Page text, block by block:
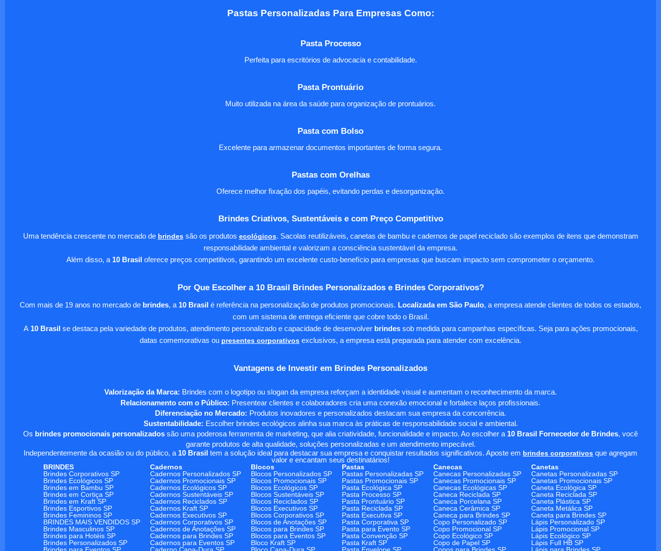
Pastas Personalizadas Para Empresas Como:
Pasta Processo
Perfeita para escritórios de advocacia e contabilidade.
Pasta Prontuário
Muito utilizada na área da saúde para organização de prontuários.
Pasta com Bolso
Excelente para armazenar documentos importantes de forma segura.
Pastas com Orelhas
Oferece melhor fixação dos papéis, evitando perdas e desorganização.
Brindes Criativos, Sustentáveis e com Preço Competitivo
Uma tendência crescente no mercado de brindessão os produtos ecológicos. Sacolas reutilizáveis, canetas de bambu e cadernos de papel reciclado são exemplos de itens que demonstram
responsabilidade ambiental e valorizam a consciência sustentável da empresa.
Além disso, a 10 Brasil oferece preços competitivos, garantindo um excelente custo-benefício para empresas que buscam impacto sem comprometer o orçamento.
Por Que Escolher a 10 Brasil Brindes Personalizados e Brindes Corporativos?
Com mais de 19 anos no mercado de brindes, a 10 Brasil é referência na personalização de produtos promocionais. Localizada em São Paulo, a empresa atende clientes de todos os estados,
com um sistema de entrega eficiente que cobre todo o Brasil.
A10 Brasil se destaca pela variedade de produtos, atendimento personalizado e capacidade de desenvolver brindessob medida para campanhas específicas. Seja para ações promocionais,
datas comemorativas ou presentes corporativos exclusivos, a empresa está preparada para atender com excelência.
Vantagens de Investir em Brindes Personalizados
Valorização da Marca: Brindes com o logotipo ou slogan da empresa reforçam a identidade visual e aumentam o reconhecimento da marca.
Relacionamento com o Público: Presentear clientes e colaboradores cria uma conexão emocional e fortalece laços profissionais.
Diferenciação no Mercado: Produtos inovadores e personalizados destacam sua empresa da concorrência.
Sustentabilidade: Escolher brindes ecológicos alinha sua marca às práticas de responsabilidade social e ambiental.
Os brindes promocionais personalizados são uma poderosa ferramenta de marketing, que alia criatividade, funcionalidade e impacto. Ao escolher a 10 Brasil Fornecedor de Brindes, você
garante produtos de alta qualidade, soluções personalizadas e um atendimento impecável.
Independentemente da ocasião ou do público, a 10 Brasil tem a solução ideal para destacar sua empresa e conquistar resultados significativos. Aposte em brindes corporativos que agregam
valor e encantam seus destinatários!
BRINDES
Cadernos Blocos Pastas Canecas
Canetas
Brindes Corporativos SP
Cadernos Personalizados SP Blocos Personalizados SP Pastas Personalizadas SP Canecas Personalizadas SP
Canetas Personalizadas SP
Brindes Ecológicos SP
Cadernos Promocionais SP Blocos Promocionais SP Pastas Promocionais SP Canecas Promocionais SP
Canetas Promocionais SP
Brindes em Bambu SP
Cadernos Ecológicos SP Blocos Ecológicos SP Pasta Ecológica SP Canecas Ecológicas SP
Caneta Ecológica SP
Brindes em Cortiça SP
Cadernos Sustentáveis SP Blocos Sustentáveis SP Pasta Processo SP Caneca Reciclada SP
Caneta Reciclada SP
Brindes em Kraft SP
Cadernos Reciclados SP Blocos Reciclados SP Pasta Prontuário SP Caneca Porcelana SP
Caneta Plástica SP
Brindes Esportivos SP
Cadernos Kraft SP Blocos Executivos SP Pasta Reciclada SP Caneca Cerâmica SP
Caneta Metálica SP
Brindes Femininos SP
Cadernos Executivos SP Blocos Corporativos SP Pasta Executiva SP Caneca para Brindes SP
Caneta para Brindes SP
BRINDES MAIS VENDIDOS SP
Cadernos Corporativos SP Blocos de Anotações SP Pasta Corporativa SP Copo Personalizado SP
Lápis Personalizado SP
Brindes Masculinos SP
Cadernos de Anotações SP Blocos para Brindes SP Pasta para Evento SP Copo Promocional SP
Lápis Promocional SP
Brindes para Hotéis SP
Cadernos para Brindes SP Blocos para Eventos SP Pasta Convenção SP Copo Ecológico SP
Lápis Ecológico SP
Brindes Personalizados SP
Cadernos para Eventos SP Bloco Kraft SP Pasta Kraft SP Copo de Papel SP
Lápis Full HB SP